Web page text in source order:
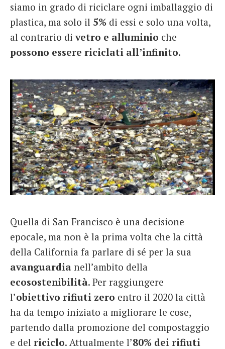
siamo in grado di riciclare ogni imballaggio di
plastica, ma solo il 5% di essi e solo una volta,
al contrario divetro e alluminio che
possono essere riciclati all’infinito.
Quella di San Francisco è una decisione
epocale, ma non è la prima volta che la città
della California fa parlare di sé per la sua
avanguardia nell’ambito della
ecosostenibilità. Per raggiungere
l’obiettivo rifiuti zero entro il 2020 la città
ha da tempo iniziato a migliorare le cose,
partendo dalla promozione del compostaggio
e del riciclo. Attualmente l’80% dei rifiuti